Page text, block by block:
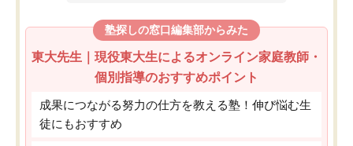
塾探しの窓口編集部からみた
東大先生｜現役東大生によるオンライン家庭教師・
個別指導のおすすめポイント
成果につながる努力の仕方を教える塾！伸び悩む生
徒にもおすすめ